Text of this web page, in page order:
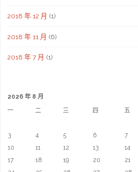
2018 年 12 月 (1)
2018 年 11 月 (6)
2018 年 7 月 (1)
2026 年 8 月
一
二 三 四 五
3
4 5 6 7
10
11 12 13 14
17
18 19 20 21